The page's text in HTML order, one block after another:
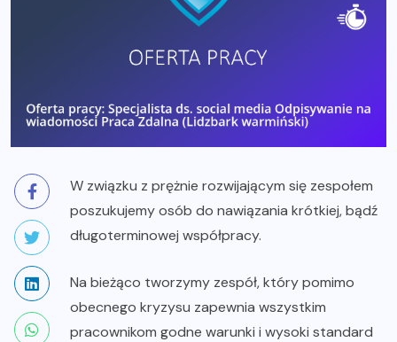
W związku z prężnie rozwijającym się zespołem
poszukujemy osób do nawiązania krótkiej, bądź
długoterminowej współpracy.
Na bieżąco tworzymy zespół, który pomimo
obecnego kryzysu zapewnia wszystkim
pracownikom godne warunki i wysoki standard